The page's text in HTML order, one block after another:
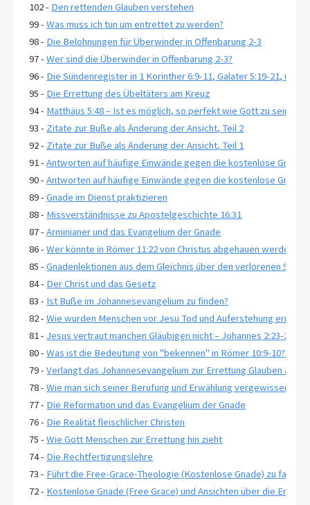
102 - Den rettenden Glauben verstehen
99 -Was muss ich tun um entrettet zu werden?
98 - Die Belohnungen für Überwinder in Offenbarung 2-3
97 -Wer sind die Überwinder in Offenbarung 2-3?
96 - Die Sündenregister in 1 Korinther 6:9-11, Galater 5:19-21, und
95 - Die Errettung des Übeltäters am Kreuz
94 - Matthäus 5:48 – Ist es möglich, so perfekt wie Gott zu sein?
93 - Zitate zur Buße als Änderung der Ansicht, Teil 2
92 - Zitate zur Buße als Änderung der Ansicht, Teil 1
91 -Antworten auf häufige Einwände gegen die kostenlose Gnade,
90 -Antworten auf häufige Einwände gegen die kostenlose Gnade,
89 -Gnade im Dienst praktizieren
88 - Missverständnisse zu Apostelgeschichte 16:31
87 -Arminianer und das Evangelium der Gnade
86 -Wer könnte in Römer 11:22 von Christus abgehauen werden?
85 -Gnadenlektionen aus dem Gleichnis über den verlorenen Sohn,
84 - Der Christ und das Gesetz
83 - Ist Buße im Johannesevangelium zu finden?
82 -Wie wurden Menschen vor Jesu Tod und Auferstehung
81 - Jesus vertraut manchen Gläubigen nicht – Johannes 2:23-25
80 -Was ist die Bedeutung von "bekennen" in Römer 10:9-10?"
79 -Verlangt das Johannesevangelium zur Errettung Glauben an
78 -Wie man sich seiner Berufung und Erwählung vergewissert-2
77 - Die Reformation und das Evangelium der Gnade
76 - Die Realität fleischlicher Christen
75 -Wie Gott Menschen zur Errettung hin zieht
74 - Die Rechtfertigungslehre
73 - Führt die Free-Grace-Theologie (Kostenlose Gnade) zu
72 - Kostenlose Gnade (Free Grace) und Ansichten über die